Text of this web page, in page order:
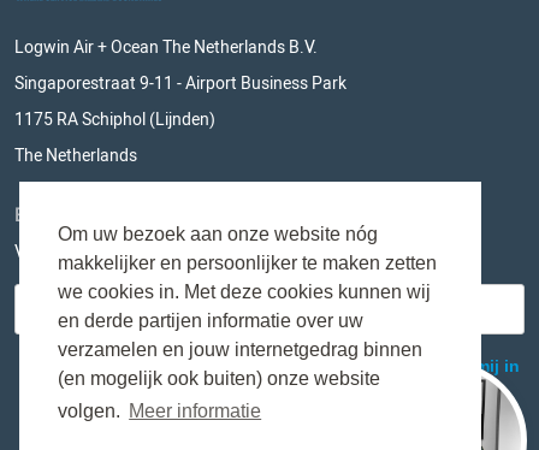
Om uw bezoek aan onze website nóg
makkelijker en persoonlijker te maken zetten
we cookies in. Met deze cookies kunnen wij
en derde partijen informatie over uw
verzamelen en jouw internetgedrag binnen
(en mogelijk ook buiten) onze website
volgen. Meer informatie
Logwin Air + Ocean The Netherlands B.V.
Singaporestraat 9-11 - Airport Business Park
1175 RA Schiphol (Lijnden)
The Netherlands
BLIJF OP DE HOOGTE
Vul hieronder je e-mailadres in en mis niks meer!